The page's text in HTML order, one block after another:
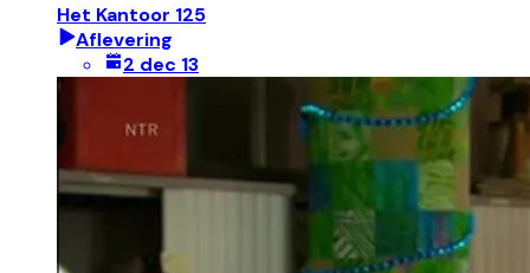
Het Kantoor 125
Aflevering
2 dec 13